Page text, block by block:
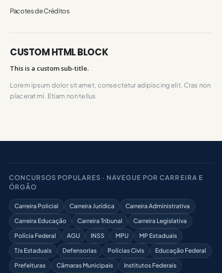
Pacotes de Créditos
CUSTOM HTML BLOCK
This is a custom sub-title.
Lorem ipsum dolor sit amet, consectetur adipiscing elit. Cras non
placerat mi. Etiam non tellus
CONCURSOS POPULARES · NAVEGUE POR CARREIRA E
ÓRGÃO
Carreira Policial Carreira Jurídica
Carreira Administrativa
Carreira Educação
Carreira Tribunal
Carreira Legislativa
Polícia Federal
AGU INSS MPU
MP Estaduais
TJs Estaduais
Defensorias Polícias Civis
Educação Federal
Prefeituras
Câmaras Municipais Institutos Federais